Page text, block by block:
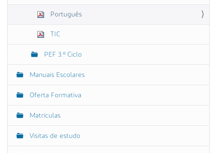
Português
TIC
PEF 3.º Ciclo
Manuais Escolares
Oferta Formativa
Matrículas
Visitas de estudo